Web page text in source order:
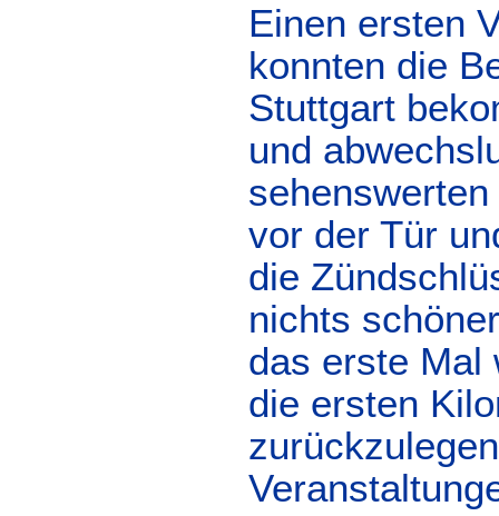
Einen ersten
konnten die
Stuttgart
und
vor der Tür
die
nichts
das erste Mal
die ersten